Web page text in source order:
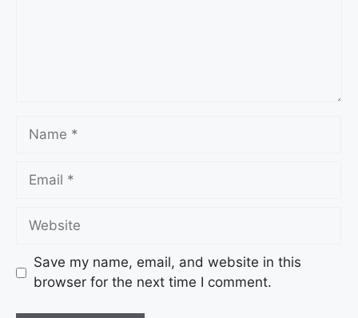
Save my name, email, and website in this
browser for the next time I comment.